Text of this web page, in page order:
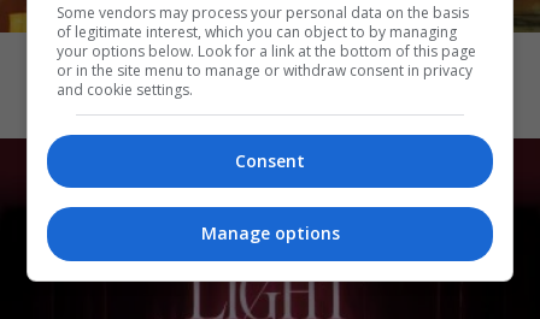
CINEMA
Katseye: Wild Hearts
Some vendors may process your personal data on the basis
of legitimate interest, which you can object to by managing
your options below. Look for a link at the bottom of this page
or in the site menu to manage or withdraw consent in privacy
and cookie settings.
Consent
Manage options